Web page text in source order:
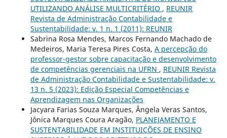
UTILIZANDO ANÁLISE MULTICRITÉRIO , REUNIR
Revista de Administração Contabilidade e
Sustentabilidade: v. 1 n. 1 (2011): REUNIR
Sabrina Rosa Mendes, Marcos Fernando Machado de
Medeiros, Maria Teresa Pires Costa, A percepção do
professor-gestor sobre capacitação e desenvolvimento
de competências gerenciais na UFRN , REUNIR Revista
de Administração Contabilidade e Sustentabilidade: v.
13 n. 5 (2023): Edição Especial Competências e
Aprendizagem nas Organizações
Jacyara Farias Souza Marques, Ângela Veras Santos,
Jônica Marques Coura Aragão, PLANEJAMENTO E
SUSTENTABILIDADE EM INSTITUIÇÕES DE ENSINO